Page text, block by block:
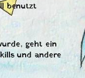
benutzt
geht ein
und andere